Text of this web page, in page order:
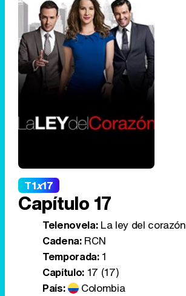
T1x17
Capítulo 17
Telenovela:La ley del corazón
Cadena:RCN
Temporada:1
Capítulo:17 (17)
País:
Colombia